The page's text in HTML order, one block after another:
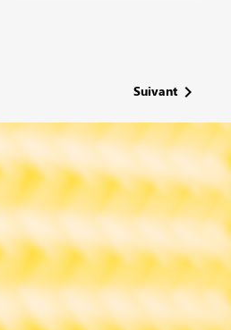
Suivant